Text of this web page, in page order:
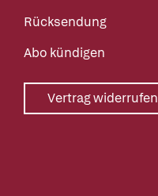
Rücksendung
Abo kündigen
Vertrag widerrufen